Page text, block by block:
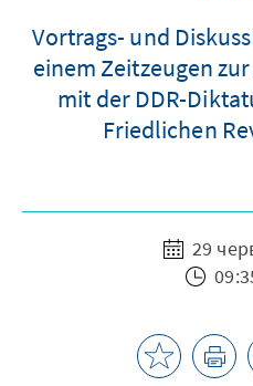
Vortrags- und
einem Zeitzeugen
mit der DDR-
Friedlichen
29